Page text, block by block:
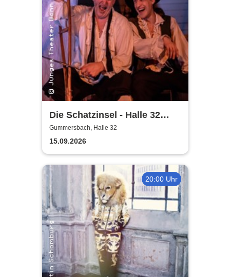
Die Schatzinsel - Halle 32
Gummersbach
Gummersbach, Halle 32
15.09.2026
20:00 Uhr